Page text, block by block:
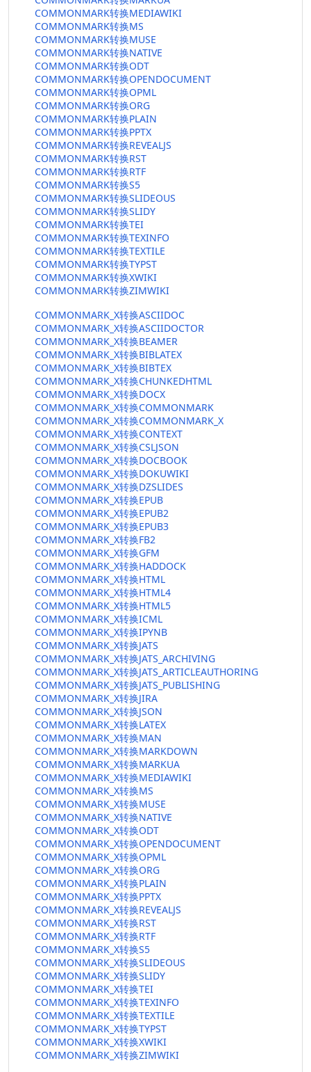
COMMONMARK转换MEDIAWIKI
COMMONMARK转换MS
COMMONMARK转换MUSE
COMMONMARK转换NATIVE
COMMONMARK转换ODT
COMMONMARK转换OPENDOCUMENT
COMMONMARK转换OPML
COMMONMARK转换ORG
COMMONMARK转换PLAIN
COMMONMARK转换PPTX
COMMONMARK转换REVEALJS
COMMONMARK转换RST
COMMONMARK转换RTF
COMMONMARK转换S5
COMMONMARK转换SLIDEOUS
COMMONMARK转换SLIDY
COMMONMARK转换TEI
COMMONMARK转换TEXINFO
COMMONMARK转换TEXTILE
COMMONMARK转换TYPST
COMMONMARK转换XWIKI
COMMONMARK转换ZIMWIKI
COMMONMARK_X转换ASCIIDOC
COMMONMARK_X转换ASCIIDOCTOR
COMMONMARK_X转换BEAMER
COMMONMARK_X转换BIBLATEX
COMMONMARK_X转换BIBTEX
COMMONMARK_X转换CHUNKEDHTML
COMMONMARK_X转换DOCX
COMMONMARK_X转换COMMONMARK
COMMONMARK_X转换COMMONMARK_X
COMMONMARK_X转换CONTEXT
COMMONMARK_X转换CSLJSON
COMMONMARK_X转换DOCBOOK
COMMONMARK_X转换DOKUWIKI
COMMONMARK_X转换DZSLIDES
COMMONMARK_X转换EPUB
COMMONMARK_X转换EPUB2
COMMONMARK_X转换EPUB3
COMMONMARK_X转换FB2
COMMONMARK_X转换GFM
COMMONMARK_X转换HADDOCK
COMMONMARK_X转换HTML
COMMONMARK_X转换HTML4
COMMONMARK_X转换HTML5
COMMONMARK_X转换ICML
COMMONMARK_X转换IPYNB
COMMONMARK_X转换JATS
COMMONMARK_X转换JATS_ARCHIVING
COMMONMARK_X转换JATS_ARTICLEAUTHORING
COMMONMARK_X转换JATS_PUBLISHING
COMMONMARK_X转换JIRA
COMMONMARK_X转换JSON
COMMONMARK_X转换LATEX
COMMONMARK_X转换MAN
COMMONMARK_X转换MARKDOWN
COMMONMARK_X转换MARKUA
COMMONMARK_X转换MEDIAWIKI
COMMONMARK_X转换MS
COMMONMARK_X转换MUSE
COMMONMARK_X转换NATIVE
COMMONMARK_X转换ODT
COMMONMARK_X转换OPENDOCUMENT
COMMONMARK_X转换OPML
COMMONMARK_X转换ORG
COMMONMARK_X转换PLAIN
COMMONMARK_X转换PPTX
COMMONMARK_X转换REVEALJS
COMMONMARK_X转换RST
COMMONMARK_X转换RTF
COMMONMARK_X转换S5
COMMONMARK_X转换SLIDEOUS
COMMONMARK_X转换SLIDY
COMMONMARK_X转换TEI
COMMONMARK_X转换TEXINFO
COMMONMARK_X转换TEXTILE
COMMONMARK_X转换TYPST
COMMONMARK_X转换XWIKI
COMMONMARK_X转换ZIMWIKI